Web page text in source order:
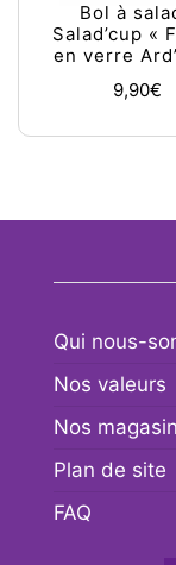
Bol à
Salad’cup «
en verre
9,90€
Qui nous-
Nos valeurs
Nos
Plan de site
FAQ